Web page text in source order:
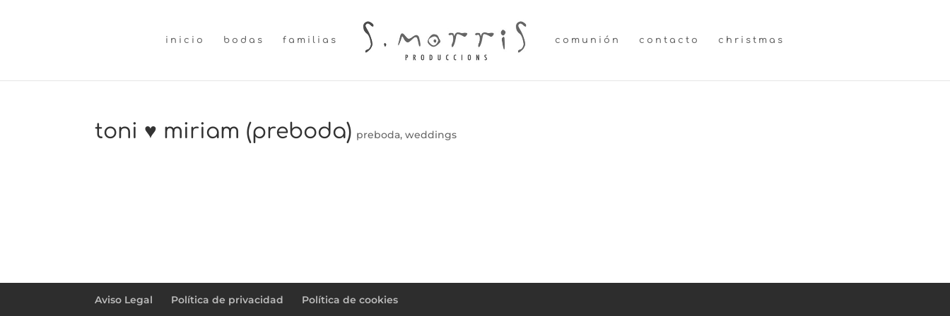
inicio bodas familias comunión contacto christmas
toni ♥ miriam (preboda) preboda,weddings
Aviso Legal
Política de privacidad Política de cookies